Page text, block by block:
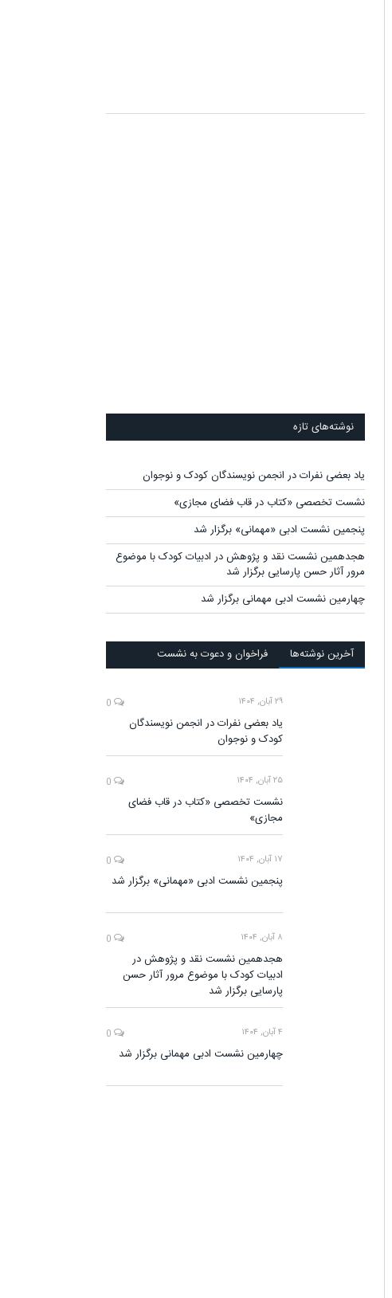
نوشته‌های تازه
یاد بعضی نفرات در انجمن نویسندگان کودک و نوجوان
نشست تخصصی «کتاب در قاب فضای مجازی»
پنجمین نشست ادبی «مهمانی» برگزار شد
هجدهمین نشست نقد و پژوهش در ادبیات کودک با موضوع
مرور آثار حسن پارسایی برگزار شد
چهارمین نشست ادبی مهمانی برگزار شد
آخرين‌ نوشته‌ها فراخوان و دعوت به نشست
۲۹ آبان, ۱۴۰۴
یاد بعضی نفرات در انجمن نویسندگان
کودک و نوجوان
۲۵ آبان, ۱۴۰۴
نشست تخصصی «کتاب در قاب فضای
مجازی»
۱۷ آبان, ۱۴۰۴
پنجمین نشست ادبی «مهمانی» برگزار شد
۸ آبان, ۱۴۰۴
هجدهمین نشست نقد و پژوهش در
ادبیات کودک با موضوع مرور آثار حسن
پارسایی برگزار شد
۴ آبان, ۱۴۰۴
چهارمین نشست ادبی مهمانی برگزار شد